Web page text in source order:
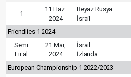
1
11 Haz,
2024
Beyaz Rusya
İsrail
Friendlies 1 2024
Semi
Final
21 Mar,
2024
İsrail
İzlanda
European Championship 1 2022/2023